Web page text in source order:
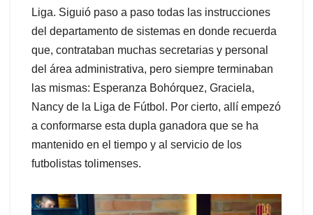
Liga. Siguió paso a paso todas las instrucciones
del departamento de sistemas en donde recuerda
que, contrataban muchas secretarias y personal
del área administrativa, pero siempre terminaban
las mismas: Esperanza Bohórquez, Graciela,
Nancy de la Liga de Fútbol. Por cierto, allí empezó
a conformarse esta dupla ganadora que se ha
mantenido en el tiempo y al servicio de los
futbolistas tolimenses.